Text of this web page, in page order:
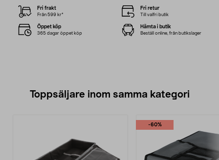
Fri frakt
Från 599 kr*
Fri retur
Till valfri butik
Öppet köp
365 dagar öppet köp
Hämta i butik
Beställ online, från butikslager
Toppsäljare inom samma kategori
-60%